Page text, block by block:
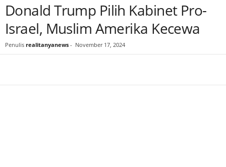
Donald Trump Pilih Kabinet Pro-
Israel, Muslim Amerika Kecewa
Penulis realitanyanews - November 17, 2024